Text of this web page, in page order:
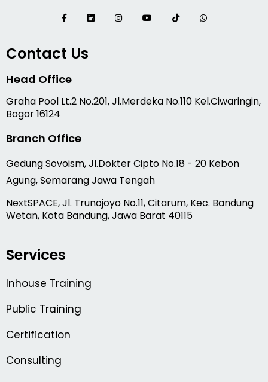
Contact Us
Head Office
Graha Pool Lt.2 No.201, Jl.Merdeka No.110 Kel.Ciwaringin,
Bogor 16124
Branch Office
Gedung Sovoism, Jl.Dokter Cipto No.18 - 20 Kebon
Agung, Semarang Jawa Tengah
NextSPACE, Jl. Trunojoyo No.11, Citarum, Kec. Bandung
Wetan, Kota Bandung, Jawa Barat 40115
Services
Inhouse Training
Public Training
Certification
Consulting